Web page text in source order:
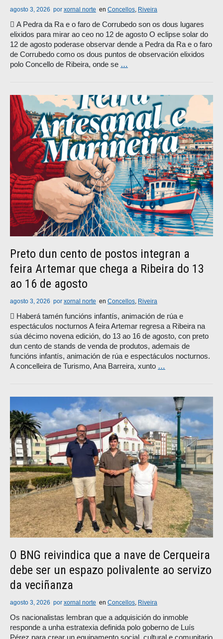
agosto 3, 2026 por xornal norte en Concellos, Riveira
 A Pedra da Ra e o faro de Corrubedo son os dous lugares
elixidos para mirar ao ceo no 12 de agosto O eclipse solar do
12 de agosto poderase observar dende a Pedra da Ra e o faro
de Corrubedo como os dous puntos de observación elixidos
polo Concello de Ribeira, onde se …
Preto dun cento de postos integran a
feira Artemar que chega a Ribeira do 13
ao 16 de agosto
agosto 3, 2026 por xornal norte en Concellos, Riveira
 Haberá tamén funcións infantís, animación de rúa e
espectáculos nocturnos A feira Artemar regresa a Ribeira na
súa décimo novena edición, do 13 ao 16 de agosto, con preto
dun cento de stands de venda de produtos, ademais de
funcións infantís, animación de rúa e espectáculos nocturnos.
A concelleira de Turismo, Ana Barreira, xunto …
O BNG reivindica que a nave de Cerqueira
debe ser un espazo polivalente ao servizo
da veciñanza
agosto 3, 2026 por xornal norte en Concellos, Riveira
Os nacionalistas lembran que a adquisición do inmoble
responde a unha estratexia definida polo goberno de Luís